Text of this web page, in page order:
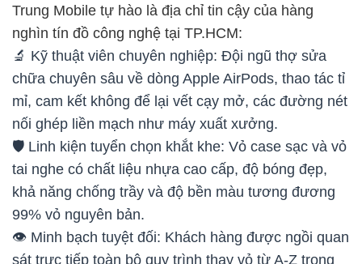
Trung Mobile tự hào là địa chỉ tin cậy của hàng
nghìn tín đồ công nghệ tại TP.HCM:
🔬 Kỹ thuật viên chuyên nghiệp: Đội ngũ thợ sửa
chữa chuyên sâu về dòng Apple AirPods, thao tác tỉ
mỉ, cam kết không để lại vết cạy mở, các đường nét
nối ghép liền mạch như máy xuất xưởng.
🛡️ Linh kiện tuyển chọn khắt khe: Vỏ case sạc và vỏ
tai nghe có chất liệu nhựa cao cấp, độ bóng đẹp,
khả năng chống trầy và độ bền màu tương đương
99% vỏ nguyên bản.
👁️ Minh bạch tuyệt đối: Khách hàng được ngồi quan
sát trực tiếp toàn bộ quy trình thay vỏ từ A-Z trong